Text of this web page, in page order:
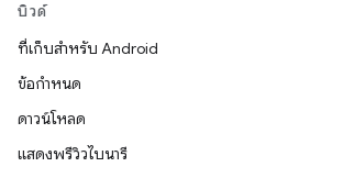
บิวด์
ที่เก็บสำหรับ Android
ข้อกำหนด
ดาวน์โหลด
แสดงพรีวิวไบนารี